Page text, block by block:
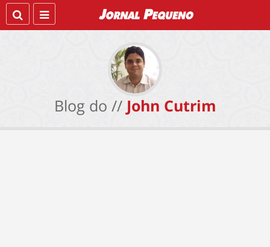
Blog do // John Cutrim